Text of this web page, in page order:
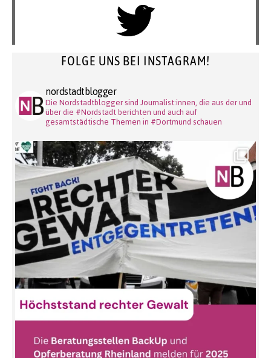
FOLGE UNS BEI INSTAGRAM!
nordstadtblogger
Die Nordstadtblogger sind Journalist:innen, die aus der und
über die #Nordstadt berichten und auch auf
gesamtstädtische Themen in #Dortmund schauen